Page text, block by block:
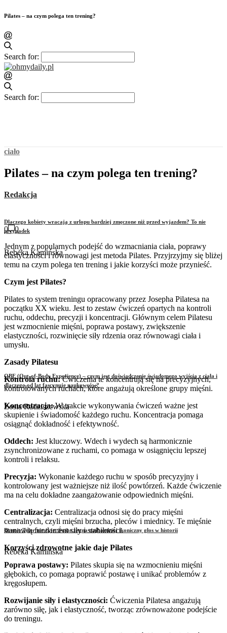
Pilates – na czym polega ten trening?
Search for:
Search for:
Dlaczego kobiety wracają z urlopu bardziej zmęczone niż przed wyjazdem? To nie
przypadek
Rebeka Kamińska
OBE (Out-of-Body Experience) – czym jest doświadczenie świadomego wyjścia z ciała i
dlaczego od lat fascynuje naukowców?
Zosia Radziszewska
Bonnie Tyler nie żyje. Świat żegna najbardziej ikoniczny głos w historii
Rebeka Kamińska
ciało
Pilates – na czym polega ten trening?
Redakcja
0
0
Jednym z popularnych podejść do wzmacniania ciała, poprawy
elastyczności i równowagi jest metoda Pilates. Przyjrzyjmy się bliżej
temu na czym polega ten trening i jakie korzyści może przynieść.
Czym jest Pilates?
Pilates to system treningu opracowany przez Josepha Pilatesa na
początku XX wieku. Jest to zestaw ćwiczeń opartych na kontroli
ruchu, oddechu, precyzji i koncentracji. Głównym celem Pilatesu
jest wzmocnienie mięśni, poprawa postawy, zwiększenie
elastyczności, rozwinięcie siły rdzenia oraz równowagi ciała i
umysłu.
Zasady Pilatesu
Kontrola ruchu:Ćwiczenia te koncentrują się na precyzyjnych,
kontrolowanych ruchach, które angażują określone grupy mięśni.
Koncentracja:W trakcie wykonywania ćwiczeń ważne jest
skupienie i świadomość każdego ruchu. Koncentracja pomaga
osiągnąć dokładność i efektywność.
Oddech: Jest kluczowy. Wdech i wydech są harmonicznie
zsynchronizowane z ruchami, co pomaga w osiągnięciu lepszej
kontroli i relaksu.
Precyzja: Wykonanie każdego ruchu w sposób precyzyjny i
kontrolowany jest ważniejsze niż ilość powtórzeń. Każde ćwiczenie
ma na celu dokładne zaangażowanie odpowiednich mięśni.
Centralizacja: Centralizacja odnosi się do pracy mięśni
centralnych, czyli mięśni brzucha, pleców i miednicy. Te mięśnie
stanowią fundament siły i stabilności.
Korzyści zdrowotne jakie daje Pilates
Poprawa postawy: Pilates skupia się na wzmocnieniu mięśni
głębokich, co pomaga poprawić postawę i unikać problemów z
kręgosłupem.
Rozwijanie siły i elastyczności: Ćwiczenia Pilatesa angażują
zarówno siłę, jak i elastyczność, tworząc zrównoważone podejście
do treningu.